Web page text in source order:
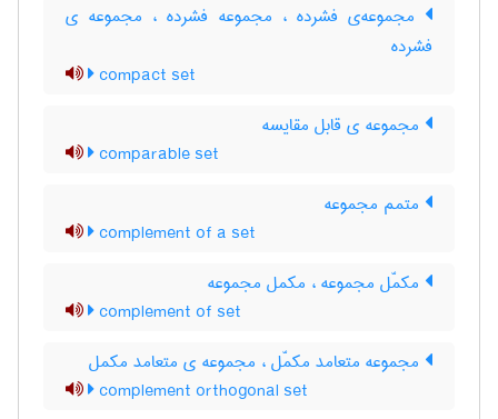
مجموعه‌ی فشرده ، مجموعه فشرده ، مجموعه ی
فشرده
compact set
مجموعه ی قابل مقایسه
comparable set
متمم مجموعه
complement of a set
مکمّل مجموعه ، مکمل مجموعه
complement of set
مجموعه متعامد مکمّل ، مجموعه ی متعامد مکمل
complement orthogonal set